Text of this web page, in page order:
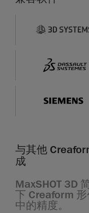
与其他
成
MaxSHOT 3D
下 Creaform
中的精度。